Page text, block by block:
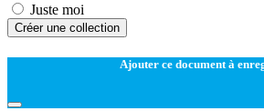
Juste moi
Créer une collection
Ajouter ce document à